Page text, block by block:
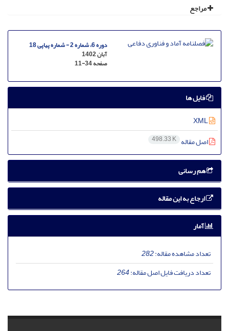
مراجع
دوره 6، شماره 2 - شماره پیاپی 18
آبان 1402
صفحه11-34
فایل ها
اصل مقاله 498.33 K
هم رسانی
ارجاع به این مقاله
آمار
تعداد مشاهده مقاله:282
تعداد دریافت فایل اصل مقاله:264